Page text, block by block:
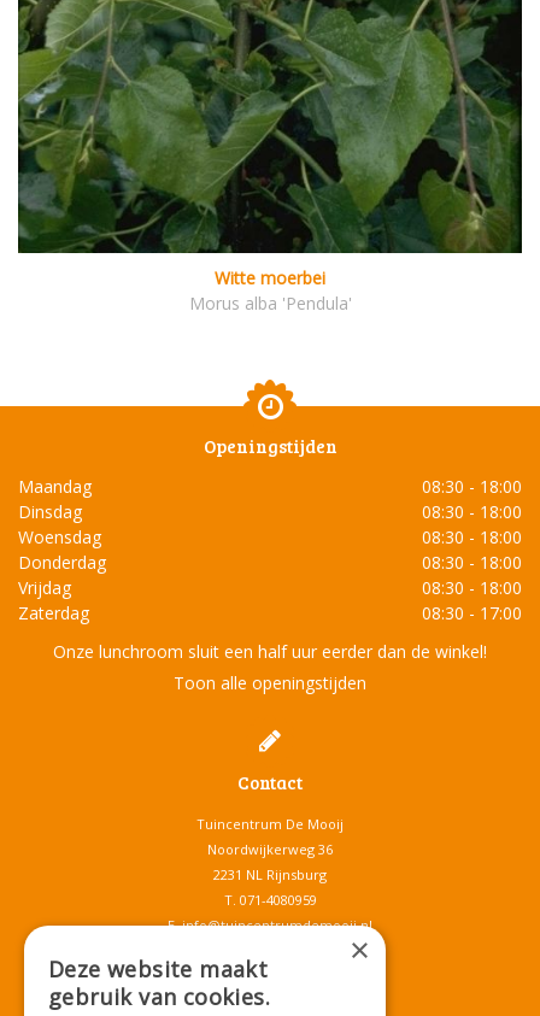
Witte moerbei
Morus alba 'Pendula'
Openingstijden
Maandag
08:30 - 18:00
Dinsdag
08:30 - 18:00
Woensdag
08:30 - 18:00
Donderdag
08:30 - 18:00
Vrijdag
08:30 - 18:00
Zaterdag
08:30 - 17:00
Onze lunchroom sluit een half uur eerder dan de winkel!
Toon alle openingstijden
Contact
Tuincentrum De Mooij
Noordwijkerweg 36
2231 NL Rijnsburg
T. 071-4080959
E.info@tuincentrumdemooij.nl
×
Deze website maakt
gebruik van cookies.